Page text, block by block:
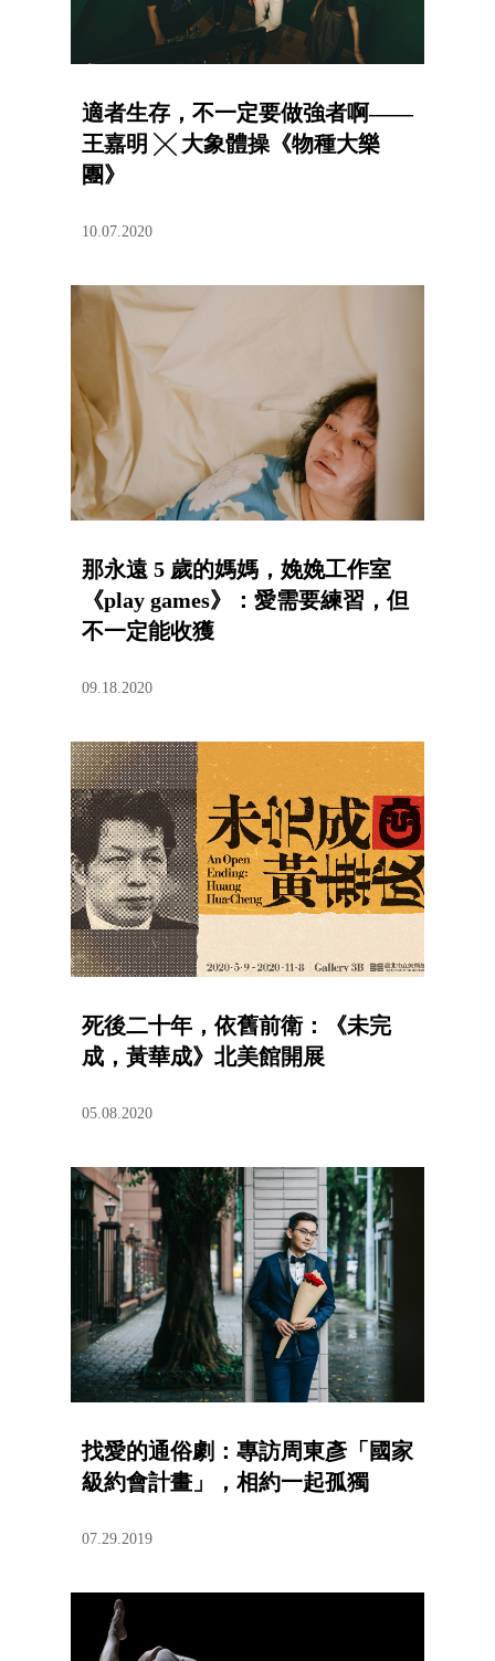
適者生存，不一定要做強者啊——
王嘉明 ╳ 大象體操《物種大樂
團》
10.07.2020
那永遠 5 歲的媽媽，娩娩工作室
《play games》：愛需要練習，但
不一定能收獲
09.18.2020
死後二十年，依舊前衛：《未完
成，黃華成》北美館開展
05.08.2020
找愛的通俗劇：專訪周東彥「國家
級約會計畫」，相約一起孤獨
07.29.2019